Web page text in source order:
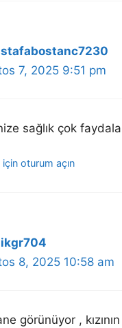
7, 2025 9:51 pm
sağlık çok
için oturum açın
8, 2025 10:58 am
görünüyor ,